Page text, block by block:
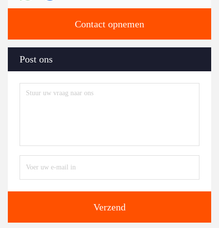
Contact opnemen
Post ons
Verzend